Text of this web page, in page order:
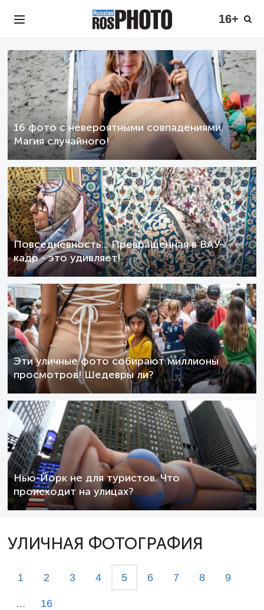
16+
16 фото с невероятными совпадениями.
Магия случайного!
Повседневность... Превращенная в ВАУ-
кадр - это удивляет!
Эти уличные фото собирают миллионы
просмотров! Шедевры ли?
Нью-Йорк не для туристов. Что
происходит на улицах?
УЛИЧНАЯ ФОТОГРАФИЯ
1 2 3 4 5 6 7 8 9
… 16